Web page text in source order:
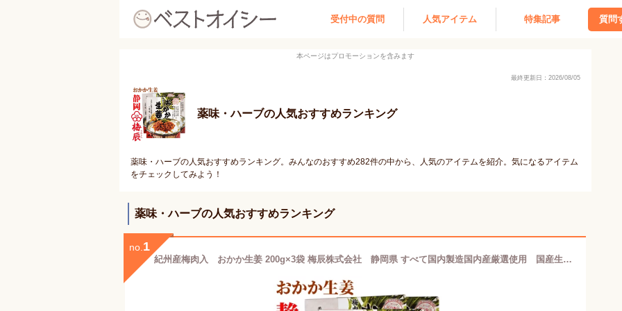
受付中の質問 人気アイテム 特集記事 質問
本ページはプロモーションを含みます
最終更新日：2026/08/05
薬味・ハーブの人気おすすめランキング
薬味・ハーブの人気おすすめランキング。みんなのおすすめ282件の中から、人気のアイテムを紹介。気になるアイテム
をチェックしてみよう！
薬味・ハーブの人気おすすめランキング
no. 1
紀州産梅肉入 おかか生姜 200g×3袋 梅辰株式会社 静岡県 すべて国内製造国内産厳選使用 国産生姜を小さな角切りにし、風味豊かなかつお節とさわやかな酸味の梅肉と合わせました。体を芯から温めてくれます。そうめん、冷奴の薬味など色々な料理によく合います。